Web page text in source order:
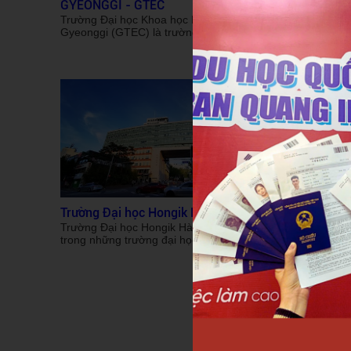
GYEONGGI - GTEC
Trường Đại học Khoa học Kỹ thuật
Gyeonggi (GTEC) là trường nổi tiếng hàng
làm ngành Kỹ thuật. Cùng với những
thành tựu vượt bậc khác, Gyeonggi đã thu
hút hàng trăm sinh viên đam mê khối
ngành Kỹ thuật đến du học Hàn Quốc.
Trong bài viết dưới đây, hãy cùng Du học
Trần Quang khám phá những đặc điểm
nổi bật về ngôi trường này nhé!
Trường
Gyeonggi
thuật nổi
ngoài
đại học
ngành
bạn có
trường
tìm hiểu
nhé!
Trường Đại học Hongik Hàn Quốc
Trường Đại học Hongik Hàn Quốc là một
trong những trường đại học tự thục, tọa
lạc ở ngay trung tâm thành phố Seoul Hàn
Quốc, trường có 9 khoa, và nhiều ngành
nghề khác nhau. Hiện trường có 4 cớ sở
tại Seoul, Daehak-ro, Sejong và Hwaseong
và có rất nhiều sinh viên theo đuổi ước mơ
du học Hàn Quốc. Trong bài viết dưới đây,
Trường
Du Học
Trường
những
sở chính
Busan.
nơi sinh
hyun mà
kho tàng